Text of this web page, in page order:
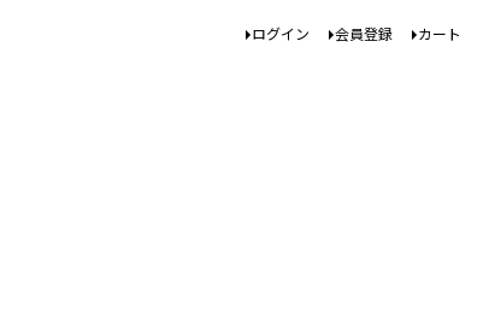
ログイン 会員登録 カート